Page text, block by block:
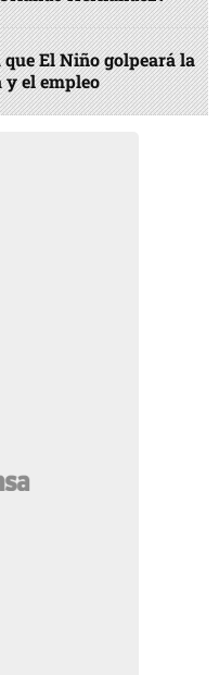
El Niño golpeará la
y el empleo